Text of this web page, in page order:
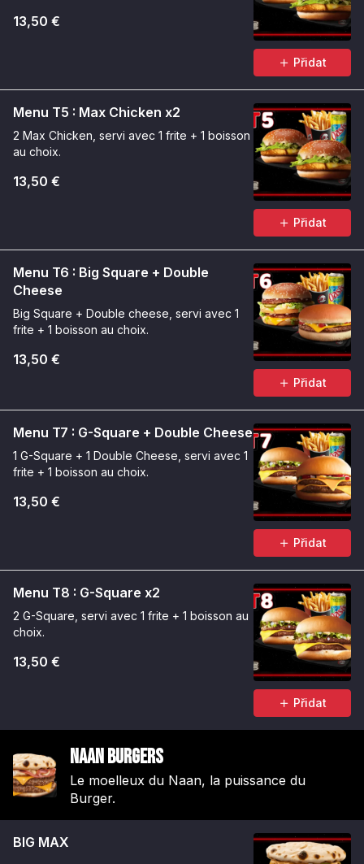
13,50 €
Přidat
Menu T5 : Max Chicken x2
2 Max Chicken, servi avec 1 frite + 1 boisson
au choix.
13,50 €
Přidat
Menu T6 : Big Square + Double
Cheese
Big Square + Double cheese, servi avec 1
frite + 1 boisson au choix.
13,50 €
Přidat
Menu T7 : G-Square + Double Cheese
1 G-Square + 1 Double Cheese, servi avec 1
frite + 1 boisson au choix.
13,50 €
Přidat
Menu T8 : G-Square x2
2 G-Square, servi avec 1 frite + 1 boisson au
choix.
13,50 €
Přidat
Naan Burgers
Le moelleux du Naan, la puissance du
Burger.
BIG MAX